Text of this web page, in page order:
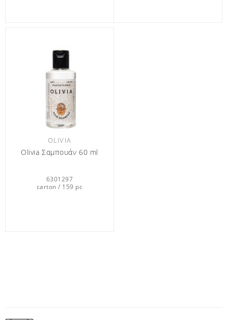
OLIVIA
Olivia Σαμπουάν 60 ml
6301297
carton / 159 pc